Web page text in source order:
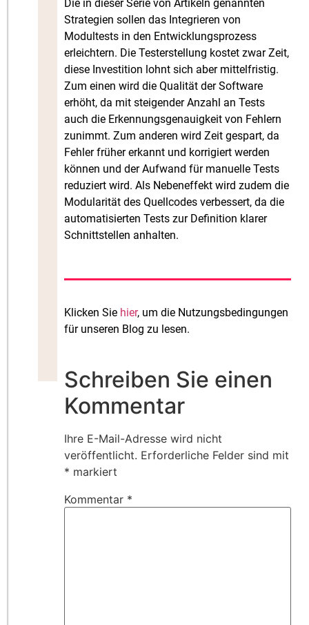
Die in dieser Serie von Artikeln genannten
Strategien sollen das Integrieren von
Modultests in den Entwicklungsprozess
erleichtern. Die Testerstellung kostet zwar Zeit,
diese Investition lohnt sich aber mittelfristig.
Zum einen wird die Qualität der Software
erhöht, da mit steigender Anzahl an Tests
auch die Erkennungsgenauigkeit von Fehlern
zunimmt. Zum anderen wird Zeit gespart, da
Fehler früher erkannt und korrigiert werden
können und der Aufwand für manuelle Tests
reduziert wird. Als Nebeneffekt wird zudem die
Modularität des Quellcodes verbessert, da die
automatisierten Tests zur Definition klarer
Schnittstellen anhalten.
Klicken Sie hier, um die Nutzungsbedingungen
für unseren Blog zu lesen.
Schreiben Sie einen
Kommentar
Ihre E-Mail-Adresse wird nicht
veröffentlicht. Erforderliche Felder sind mit
* markiert
Kommentar *